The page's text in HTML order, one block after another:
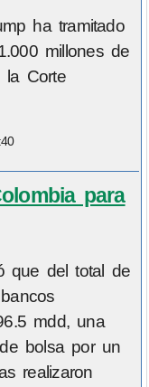
ha tramitado
millones de
la Corte
para
que del total de
mdd, una
bolsa por un
realizaron